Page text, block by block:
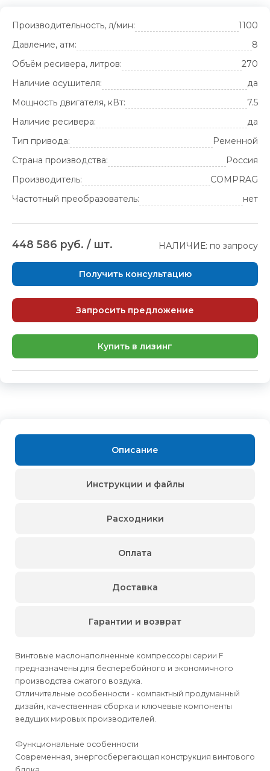
Производительность, л/мин:
1100
Давление, атм:
8
Объём ресивера, литров:
270
Наличие осушителя:
да
Мощность двигателя, кВт:
7.5
Наличие ресивера:
да
Тип привода:
Ременной
Страна производства:
Россия
Производитель:
COMPRAG
Частотный преобразователь:
нет
448 586 руб. / шт. НАЛИЧИЕ: по запросу
Получить консультацию
Запросить предложение
Купить в лизинг
Описание
Винтовые маслонаполненные компрессоры серии F
предназначены для бесперебойного и экономичного
производства сжатого воздуха.
Отличительные особенности - компактный продуманный
дизайн, качественная сборка и ключевые компоненты
ведущих мировых производителей.
Функциональные особенности
Современная, энергосберегающая конструкция винтового
Инструкции и файлы
Расходники
Оплата
Доставка
Гарантии и возврат